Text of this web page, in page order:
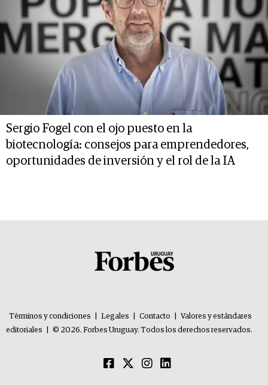
Sergio Fogel con el ojo puesto en la
biotecnología: consejos para emprendedores,
oportunidades de inversión y el rol de la IA
Términos y condiciones Legales Contacto
Valores y estándares
editoriales
© 2026. Forbes Uruguay. Todos los derechos reservados.